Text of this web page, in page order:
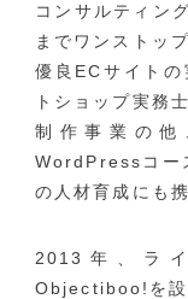
コンサルティン
までワンストッ
優良ECサイト
トショップ実務
制作事業の他
WordPressコー
の人材育成にも携
2013年、ラ
Objectiboo!を設